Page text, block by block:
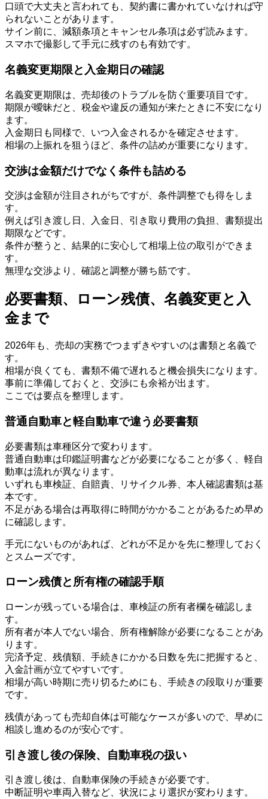
口頭で大丈夫と言われても、契約書に書かれていなければ守
られないことがあります。
サイン前に、減額条項とキャンセル条項は必ず読みます。
スマホで撮影して手元に残すのも有効です。
名義変更期限と入金期日の確認
名義変更期限は、売却後のトラブルを防ぐ重要項目です。
期限が曖昧だと、税金や違反の通知が来たときに不安になり
ます。
入金期日も同様で、いつ入金されるかを確定させます。
相場の上振れを狙うほど、条件の詰めが重要になります。
交渉は金額だけでなく条件も詰める
交渉は金額が注目されがちですが、条件調整でも得をしま
す。
例えば引き渡し日、入金日、引き取り費用の負担、書類提出
期限などです。
条件が整うと、結果的に安心して相場上位の取引ができま
す。
無理な交渉より、確認と調整が勝ち筋です。
必要書類、ローン残債、名義変更と入
金まで
2026年も、売却の実務でつまずきやすいのは書類と名義で
す。
相場が良くても、書類不備で遅れると機会損失になります。
事前に準備しておくと、交渉にも余裕が出ます。
ここでは要点を整理します。
普通自動車と軽自動車で違う必要書類
必要書類は車種区分で変わります。
普通自動車は印鑑証明書などが必要になることが多く、軽自
動車は流れが異なります。
いずれも車検証、自賠責、リサイクル券、本人確認書類は基
本です。
不足がある場合は再取得に時間がかかることがあるため早め
に確認します。
手元にないものがあれば、どれが不足かを先に整理しておく
とスムーズです。
ローン残債と所有権の確認手順
ローンが残っている場合は、車検証の所有者欄を確認しま
す。
所有者が本人でない場合、所有権解除が必要になることがあ
ります。
完済予定、残債額、手続きにかかる日数を先に把握すると、
入金計画が立てやすいです。
相場が高い時期に売り切るためにも、手続きの段取りが重要
です。
残債があっても売却自体は可能なケースが多いので、早めに
相談し進めるのが安心です。
引き渡し後の保険、自動車税の扱い
引き渡し後は、自動車保険の手続きが必要です。
中断証明や車両入替など、状況により選択が変わります。